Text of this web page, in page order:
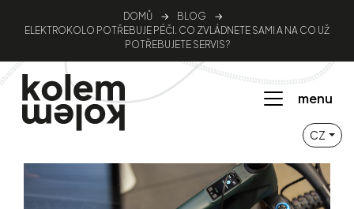
DOMŮ → BLOG
→
ELEKTROKOLO POTŘEBUJE PÉČI. CO ZVLÁDNETE SAMI A NA CO UŽ
POTŘEBUJETE SERVIS?
menu
CZ